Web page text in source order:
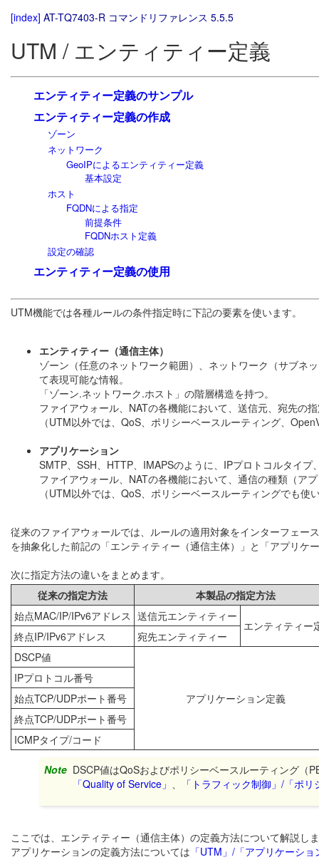
[index] AT-TQ7403-R コマンドリファレンス 5.5.5
UTM / エンティティー定義
エンティティー定義のサンプル
エンティティー定義の作成
ゾーン
ネットワーク
GeoIPによるエンティティー定義
基本設定
ホスト
FQDNによる指定
前提条件
FQDNホスト定義
設定の確認
エンティティー定義の使用
UTM機能では各種ルールの条件指定時に下記の要素を使います。
エンティティー（通信主体）
ゾーン（任意のネットワーク範囲）、ネットワーク（サブネ
て表現可能な情報。
「ゾーン.ネットワーク.ホスト」の階層構造を持つ。
ファイアウォール、NATの各機能において、送信元、宛先の
（UTM以外では、QoS、ポリシーベースルーティング、
アプリケーション
SMTP、SSH、HTTP、IMAPSのように、IPプロトコルタイ
ファイアウォール、NATの各機能において、通信の種類（ア
（UTM以外では、QoS、ポリシーベースルーティングでも使
従来のファイアウォールでは、ルールの適用対象をインターフェ
を抽象化した前記の「エンティティー（通信主体）」と「アプリケ
次に指定方法の違いをまとめます。
従来の指定方法
本製品の指定方法
始点MAC/IP/IPv6アドレス 送信元エンティティー
エンティティー
終点IP/IPv6アドレス
宛先エンティティー
DSCP値
アプリケーション定義
IPプロトコル番号
始点TCP/UDPポート番号
終点TCP/UDPポート番号
ICMPタイプ/コード
Note DSCP値はQoSおよびポリシーベースルーティング（
「Quality of Service」 、 「トラフィック制御」/「ポ
ここでは、エンティティー（通信主体）の定義方法について解説し
アプリケーションの定義方法については 「UTM」/「アプリケーシ